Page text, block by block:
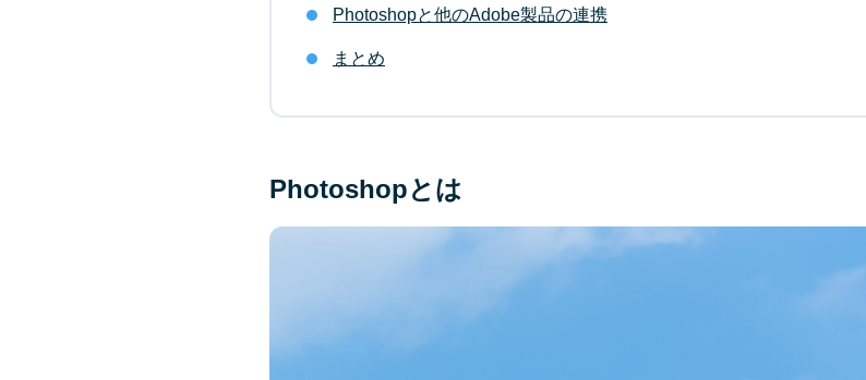
Photoshopと他のAdobe製品の連携
まとめ
Photoshopとは